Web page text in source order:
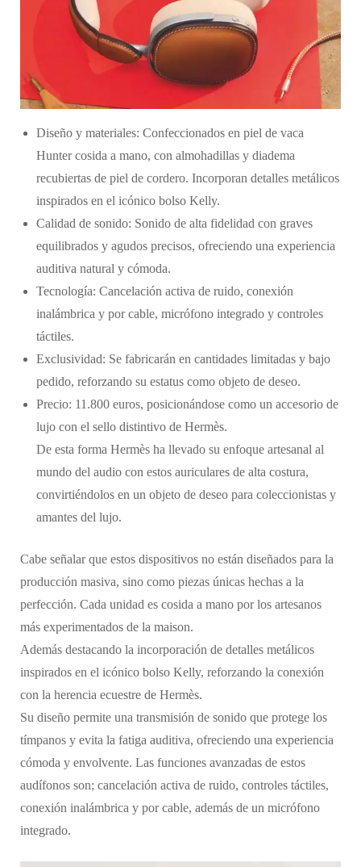
Diseño y materiales: Confeccionados en piel de vaca
Hunter cosida a mano, con almohadillas y diadema
recubiertas de piel de cordero. Incorporan detalles metálicos
inspirados en el icónico bolso Kelly.
Calidad de sonido: Sonido de alta fidelidad con graves
equilibrados y agudos precisos, ofreciendo una experiencia
auditiva natural y cómoda.
Tecnología: Cancelación activa de ruido, conexión
inalámbrica y por cable, micrófono integrado y controles
táctiles.
Exclusividad: Se fabricarán en cantidades limitadas y bajo
pedido, reforzando su estatus como objeto de deseo.
Precio: 11.800 euros, posicionándose como un accesorio de
lujo con el sello distintivo de Hermès.
De esta forma Hermès ha llevado su enfoque artesanal al
mundo del audio con estos auriculares de alta costura,
convirtiéndolos en un objeto de deseo para coleccionistas y
amantes del lujo.
Cabe señalar que estos dispositivos no están diseñados para la
producción masiva, sino como piezas únicas hechas a la
perfección. Cada unidad es cosida a mano por los artesanos
más experimentados de la maison.
Además destacando la incorporación de detalles metálicos
inspirados en el icónico bolso Kelly, reforzando la conexión
con la herencia ecuestre de Hermès.
Su diseño permite una transmisión de sonido que protege los
tímpanos y evita la fatiga auditiva, ofreciendo una experiencia
cómoda y envolvente. Las funciones avanzadas de estos
audífonos son; cancelación activa de ruido, controles táctiles,
conexión inalámbrica y por cable, además de un micrófono
integrado.